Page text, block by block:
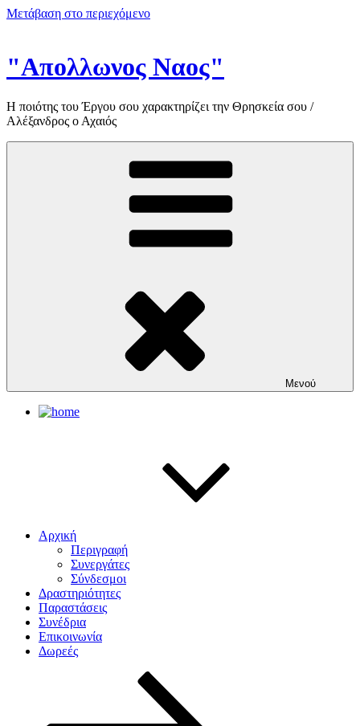
Μετάβαση στο περιεχόμενο
"Απολλωνος Ναος"
Η ποιότης του Έργου σου χαρακτηρίζει την Θρησκεία σου /
Αλέξανδρος ο Αχαιός
Μενού
Αρχική
Περιγραφή
Συνεργάτες
Σύνδεσμοι
Δραστηριότητες
Παραστάσεις
Συνέδρια
Επικοινωνία
Δωρεές